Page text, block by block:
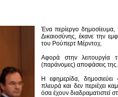
Ένα περίεργο
Δικαιοσύνης, έκανε την
του Ρούπερτ Μέρντοχ.
Αφορά στην λειτουργία
(παράνομες) αποφάσεις της.
Η εφημερίδα,
πλευρά και δεν περιέχει
όσα έχουν διαδραματιστεί